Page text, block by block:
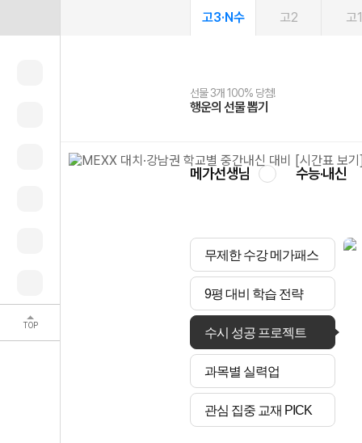
TOP
고3·N수 고2 고1
선물 3개 100% 당첨!
행운의 선물 뽑기
선물 100% 증정!
메가스터디 X 올리브
2027 러셀 단과
강사 공개선발
스마트러닝앱
설문 EVENT
메가패스
3일 무료 체험권
메가패스 수강생 무료혜택!
메가클럽 멤버십
사회공헌 캠페인
희망이룸 메가나눔
메가선생님 수능·내신
무제한 수강 메가패스
9평 대비 학습 전략
수시 성공 프로젝트
과목별 실력업
관심 집중 교재 PICK